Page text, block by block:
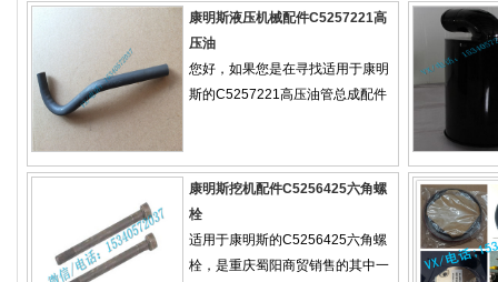
康明斯液压机械配件C5257221高
压油
您好，如果您是在寻找适用于康明
斯的C5257221高压油管总成配件
康明斯挖机配件C5256425六角螺
栓
适用于康明斯的C5256425六角螺
栓，是重庆蜀阳商贸销售的其中一